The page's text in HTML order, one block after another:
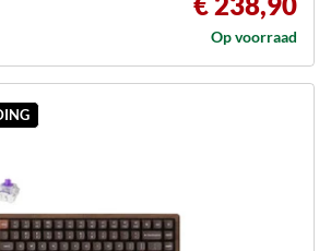
Op voorraad